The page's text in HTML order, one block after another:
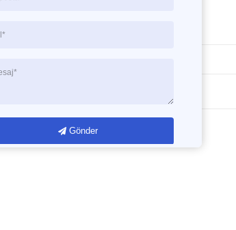
Gönder